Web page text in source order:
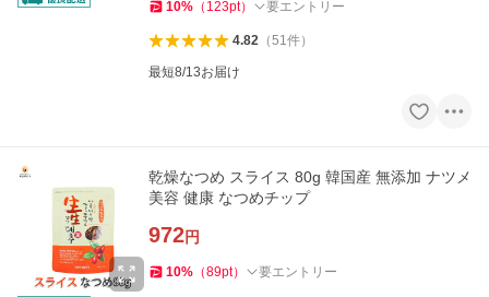
10% （ 123pt） 要エントリー
4.82（51件）
最短8/13お届け
乾燥なつめ スライス 80g 韓国産 無添加 ナツメ
美容 健康 なつめチップ
972円
10% （89pt） 要エントリー